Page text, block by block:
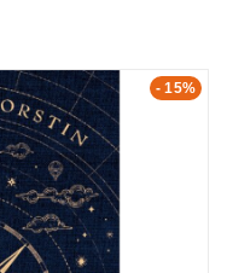
- 15%